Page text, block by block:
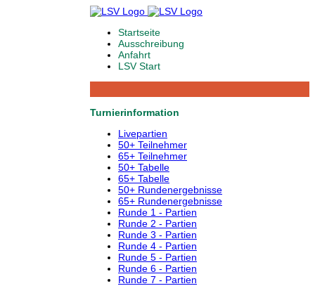
Startseite
Ausschreibung
Anfahrt
LSV Start
Turnierinformation
Livepartien
50+ Teilnehmer
65+ Teilnehmer
50+ Tabelle
65+ Tabelle
50+ Rundenergebnisse
65+ Rundenergebnisse
Runde 1 - Partien
Runde 2 - Partien
Runde 3 - Partien
Runde 4 - Partien
Runde 5 - Partien
Runde 6 - Partien
Runde 7 - Partien